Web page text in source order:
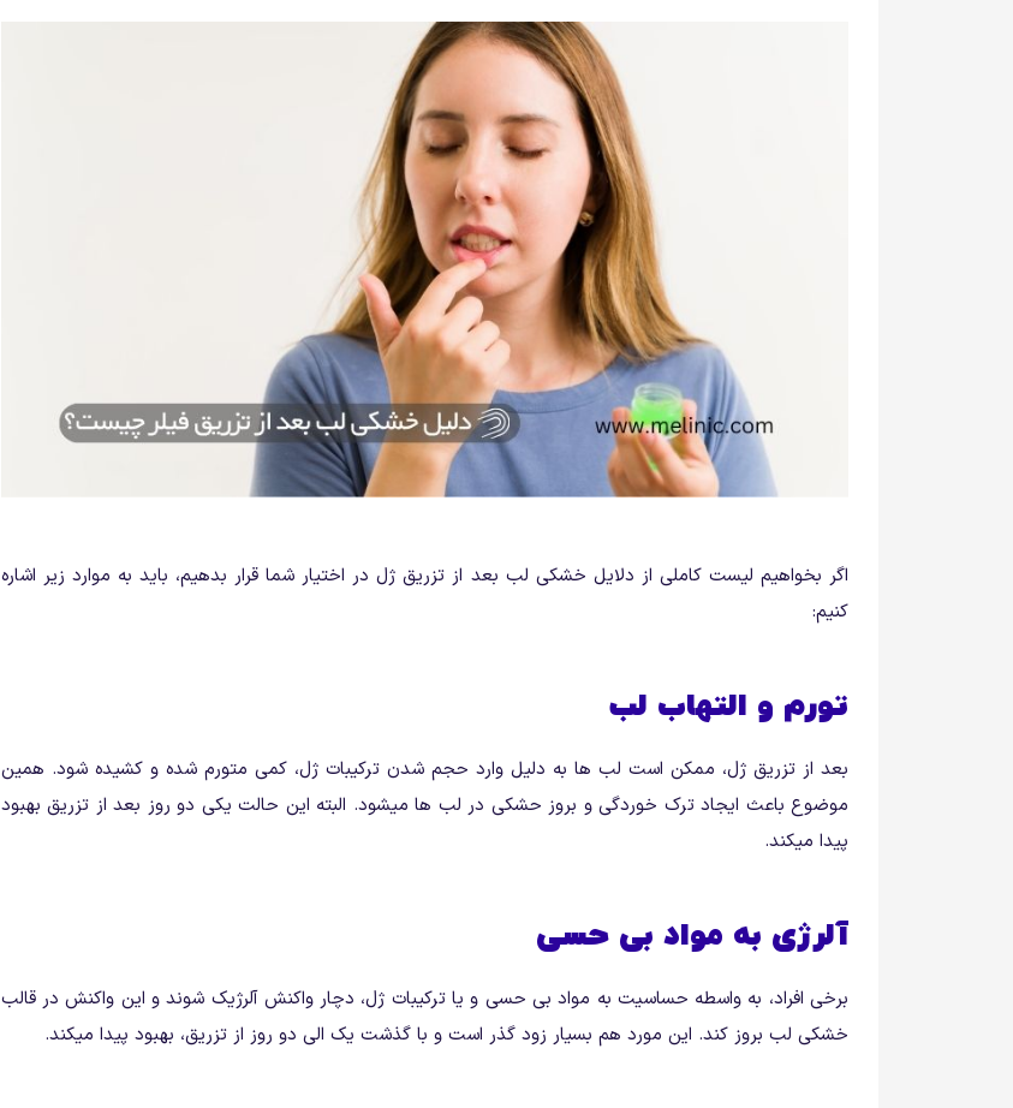
اگر بخواهیم لیست کاملی از دلایل خشکی لب بعد از تزریق ژل در اختیار شما قرار بدهیم، باید به موارد زیر اشاره
کنیم:
تورم و التهاب لب
بعد از تزریق ژل، ممکن است لب ها به دلیل وارد حجم شدن ترکیبات ژل، کمی متورم شده و کشیده شود. همین
موضوع باعث ایجاد ترک خوردگی و بروز حشکی در لب ها میشود. البته این حالت یکی دو روز بعد از تزریق بهبود
پیدا میکند.
آلرژی به مواد بی‌ حسی
برخی افراد، به واسطه حساسیت به مواد بی حسی و یا ترکیبات ژل، دچار واکنش آلرژیک شوند و این واکنش در قالب
خشکی لب بروز کند. این مورد هم بسیار زود گذر است و با گذشت یک الی دو روز از تزریق، بهبود پیدا میکند.